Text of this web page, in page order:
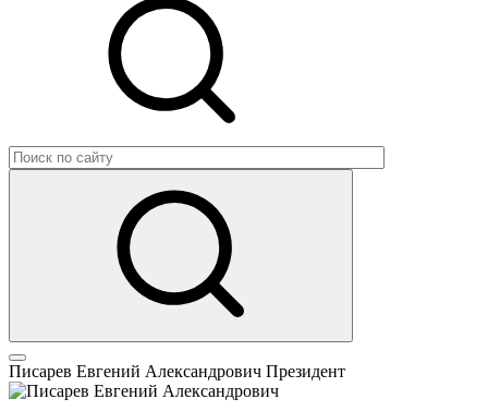
Писарев Евгений Александрович Президент